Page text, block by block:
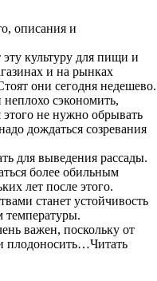
описания и
культуру для пищи и
и на рынках
они сегодня недешево.
сэкономить,
не нужно обрывать
дождаться созревания
для выведения рассады.
более обильным
лет после этого.
станет устойчивость
температуры.
важен, поскольку от
и плодоносить…Читать